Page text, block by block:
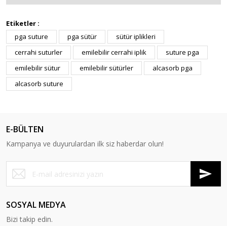
Etiketler :
pga suture
pga sütür
sütür iplikleri
cerrahi suturler
emilebilir cerrahi iplik
suture pga
emilebilir sütur
emilebilir sütürler
alcasorb pga
alcasorb suture
E-BÜLTEN
Kampanya ve duyurulardan ilk siz haberdar olun!
SOSYAL MEDYA
Bizi takip edin.